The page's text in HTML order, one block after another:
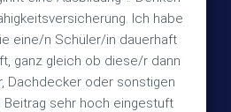
Ich habe
eine/n Schüler/in dauerhaft
ganz gleich ob diese/r dann
Dachdecker oder sonstigen
sehr hoch eingestuft
+49 (5105) 1811
+49 (5105) 2720
vmh1a@web.de